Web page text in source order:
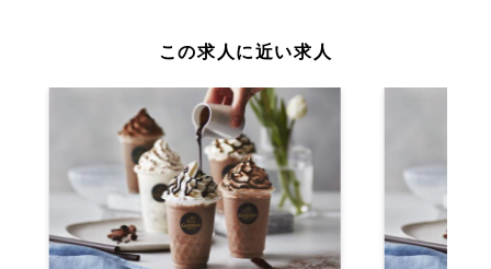
この求人に近い求人